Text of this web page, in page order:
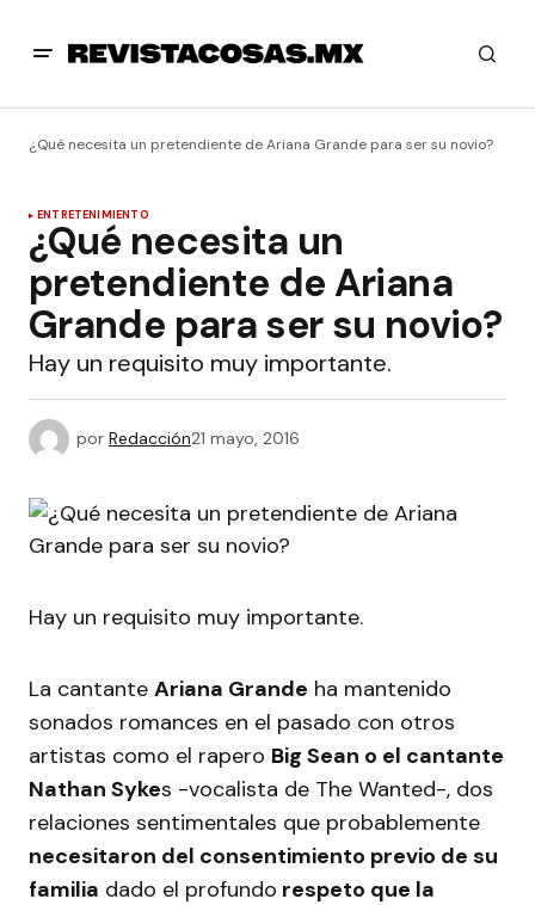
¿Qué necesita un pretendiente de Ariana Grande para ser su novio?
ENTRETENIMIENTO
¿Qué necesita un
pretendiente de Ariana
Grande para ser su novio?
Hay un requisito muy importante.
por Redacción21 mayo, 2016
Hay un requisito muy importante.
La cantante Ariana Grande ha mantenido
sonados romances en el pasado con otros
artistas como el rapero Big Sean o el cantante
Nathan Sykes -vocalista de The Wanted-, dos
relaciones sentimentales que probablemente
necesitaron del consentimiento previo de su
familia dado el profundo respeto que la